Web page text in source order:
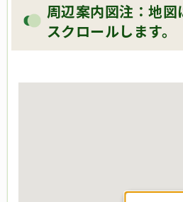
周辺案内図注：地
スクロールします。